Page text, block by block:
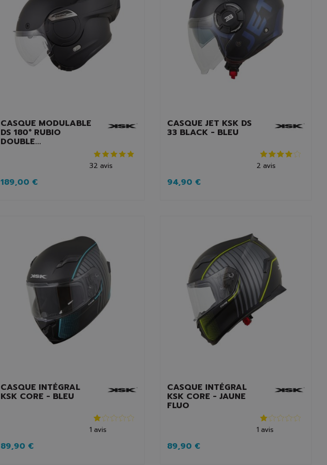
CASQUE MODULABLE
DS 180° RUBIO
DOUBLE...
32 avis
189,00 €
CASQUE JET KSK DS
33 BLACK - BLEU
2 avis
94,90 €
CASQUE INTÉGRAL
KSK CORE - BLEU
1 avis
89,90 €
CASQUE INTÉGRAL
KSK CORE - JAUNE
FLUO
1 avis
89,90 €